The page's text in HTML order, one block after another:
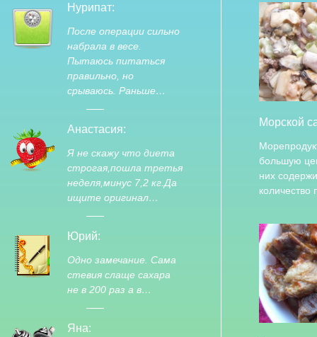
Нурипат:
После операции сильно
набрала в весе.
Пытаюсь питаться
правильно, но
срываюсь. Раньше…
Анастасия:
Я не скажу что диета
строгая,пошла третья
неделя,минус 7,2 кг.Да
ищите оригинал…
Юрий:
Одно замечание. Сама
стевия слаще сахара
не в 200 раз а в…
Яна:
Морской
большую
них